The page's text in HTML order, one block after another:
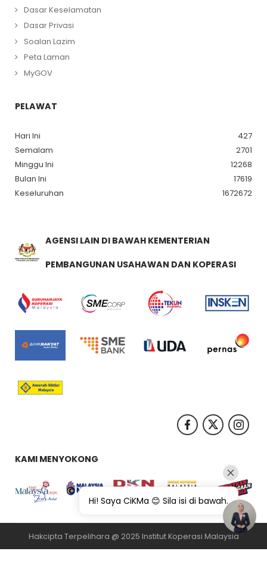
Dasar Keselamatan
Dasar Privasi
Soalan Lazim
Peta Laman
MyGOV
PELAWAT
Hari Ini
427
Semalam
2701
Minggu Ini
12268
Bulan Ini
17619
Keseluruhan
1672672
AGENSI LAIN DI BAWAH KEMENTERIAN
PEMBANGUNAN USAHAWAN DAN KOPERASI
KAMI MENYOKONG
Hakcipta Terpelihara @ 2025 Institut Koperasi Malaysia
Hi! Saya CiKMa 😊 Sila isi di bawah.